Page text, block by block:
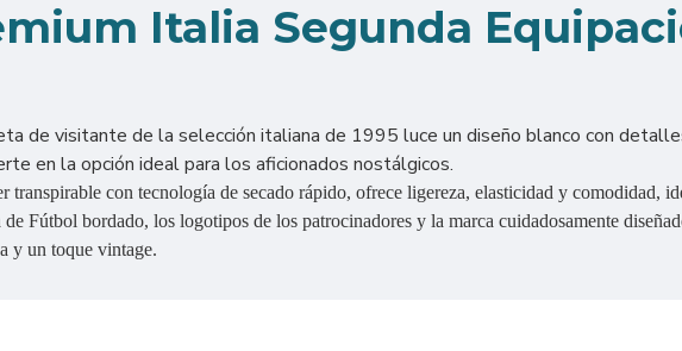
Italia Segunda
de visitante de la selección italiana de 1995 luce un diseño blanco con
en la opción ideal para los aficionados nostálgicos.
transpirable con tecnología de secado rápido, ofrece ligereza, elasticidad y comodidad,
Fútbol bordado, los logotipos de los patrocinadores y la marca cuidadosamente
y un toque vintage.